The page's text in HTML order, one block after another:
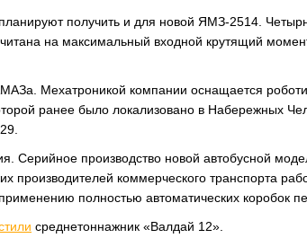
получить и для новой ЯМЗ-2514.
на максимальный входной крутящий
Мехатроникой компании оснащается
ранее было локализовано в Набережных
производство новой автобусной
производителей коммерческого транспорта
полностью автоматических коробок
среднетоннажник «Валдай 12».